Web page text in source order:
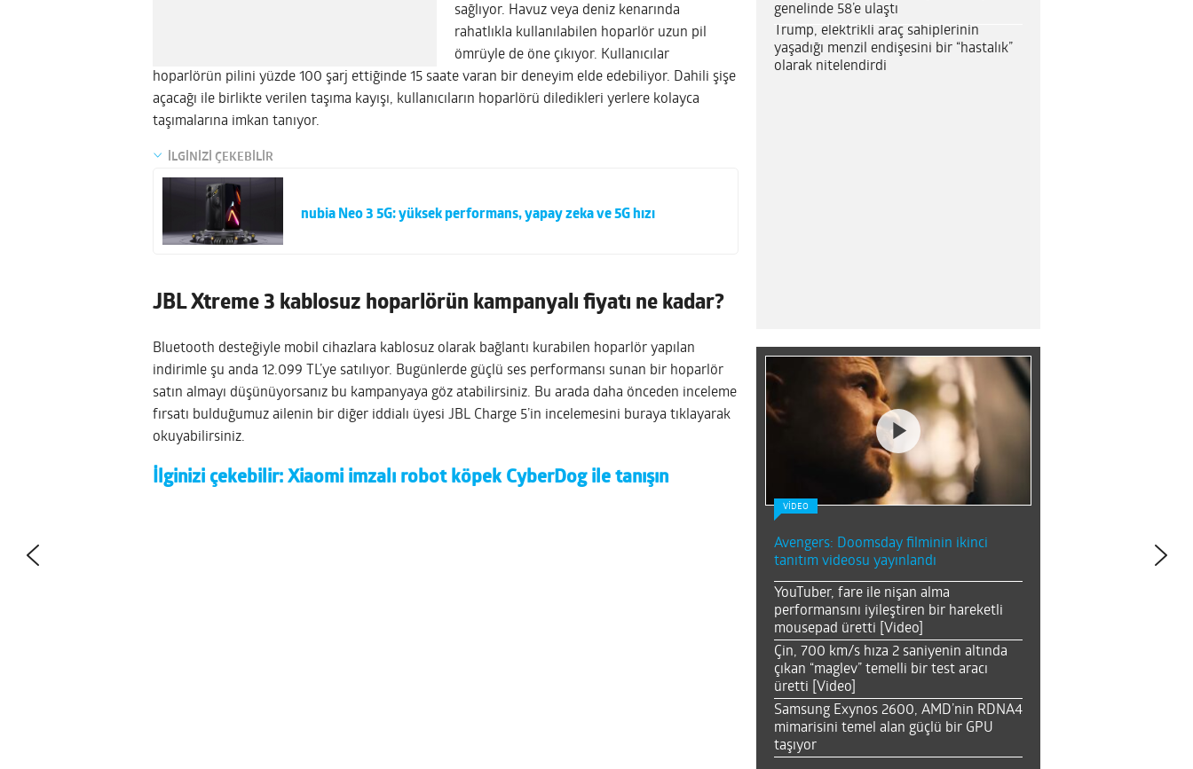
sağlıyor. Havuz veya deniz kenarında
rahatlıkla kullanılabilen hoparlör uzun pil
ömrüyle de öne çıkıyor. Kullanıcılar
hoparlörün pilini yüzde 100 şarj ettiğinde 15 saate varan bir deneyim elde edebiliyor. Dahili şişe
açacağı ile birlikte verilen taşıma kayışı, kullanıcıların hoparlörü diledikleri yerlere kolayca
taşımalarına imkan tanıyor.
İLGİNİZİ ÇEKEBİLİR
nubia Neo 3 5G: yüksek performans, yapay zeka ve 5G hızı
JBL Xtreme 3 kablosuz hoparlörün kampanyalı fiyatı ne kadar?
Bluetooth desteğiyle mobil cihazlara kablosuz olarak bağlantı kurabilen hoparlör yapılan
indirimle şu anda 12.099 TL’ye satılıyor. Bugünlerde güçlü ses performansı sunan bir hoparlör
satın almayı düşünüyorsanız bu kampanyaya göz atabilirsiniz. Bu arada daha önceden inceleme
fırsatı bulduğumuz ailenin bir diğer iddialı üyesi JBL Charge 5’in incelemesini buraya tıklayarak
okuyabilirsiniz.
İlginizi çekebilir: Xiaomi imzalı robot köpek CyberDog ile tanışın
genelinde 58’e ulaştı
Trump, elektrikli araç sahiplerinin
yaşadığı menzil endişesini bir “hastalık”
olarak nitelendirdi
VİDEO
Avengers: Doomsday filminin ikinci
tanıtım videosu yayınlandı
YouTuber, fare ile nişan alma
performansını iyileştiren bir hareketli
mousepad üretti [Video]
Çin, 700 km/s hıza 2 saniyenin altında
çıkan “maglev” temelli bir test aracı
üretti [Video]
Samsung Exynos 2600, AMD’nin RDNA4
mimarisini temel alan güçlü bir GPU
taşıyor